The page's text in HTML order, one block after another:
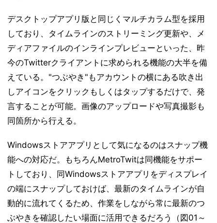
デスクトップアプリ版と同じくマルチカラム型を採用
しており、タイムラインのストリーミング更新や、メ
ディアファイルのインラインプレビューといった、昨
今のTwitterクライアントに求められる機能の大半を備
えている。"つぶやき"もアカウントの横にある吹き出
しアイコンをクリックもしくはタップするだけで、発
言することが可能。画像のアップロードや写真撮影も
同箇所から行える。
Windowsストアアプリとして気になるのはスナップ機
能への対応だ。もちろんMetroTwitは同機能をサポー
トしており、同Windowsストアアプリをディスプレイ
の端にスナップしておけば、最新のタイムラインが自
動的に流れてくるため、作業をしながら常に最新のつ
ぶやきを確認したい場面に活用できるだろう（図01～